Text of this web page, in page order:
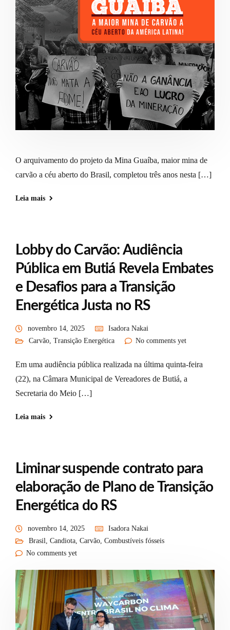
O arquivamento do projeto da Mina Guaíba, maior mina de
carvão a céu aberto do Brasil, completou três anos nesta […]
Leia mais
Lobby do Carvão: Audiência
Pública em Butiá Revela Embates
e Desafios para a Transição
Energética Justa no RS
novembro 14, 2025
Isadora Nakai
Carvão, Transição Energética No comments yet
Em uma audiência pública realizada na última quinta-feira
(22), na Câmara Municipal de Vereadores de Butiá, a
Secretaria do Meio […]
Leia mais
Liminar suspende contrato para
elaboração de Plano de Transição
Energética do RS
novembro 14, 2025
Isadora Nakai
Brasil, Candiota, Carvão, Combustíveis fósseis
No comments yet